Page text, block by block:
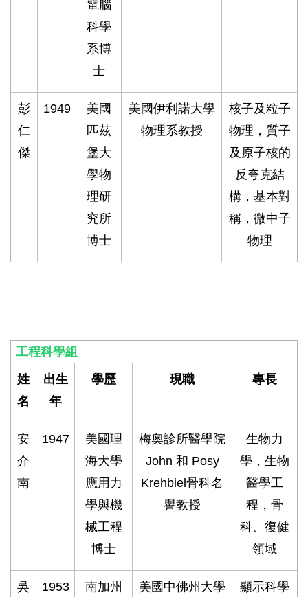
電腦
科學
系博
士
彭
仁
傑
1949
美國
匹茲
堡大
學物
理研
究所
博士
美國伊利諾大學
物理系教授
核子及粒子
物理，質子
及原子核的
反夸克結
構，基本對
稱，微中子
物理
工程科學組
姓
名
出生
年
學歷 現職 專長
安
介
南
1947
美國理
海大學
應用力
學與機
械工程
博士
梅奧診所醫學院
John 和 Posy
Krehbiel骨科名
譽教授
生物力
學，生物
醫學工
程，骨
科、復健
領域
吳
1953
南加州
美國中佛州大學
顯示科學